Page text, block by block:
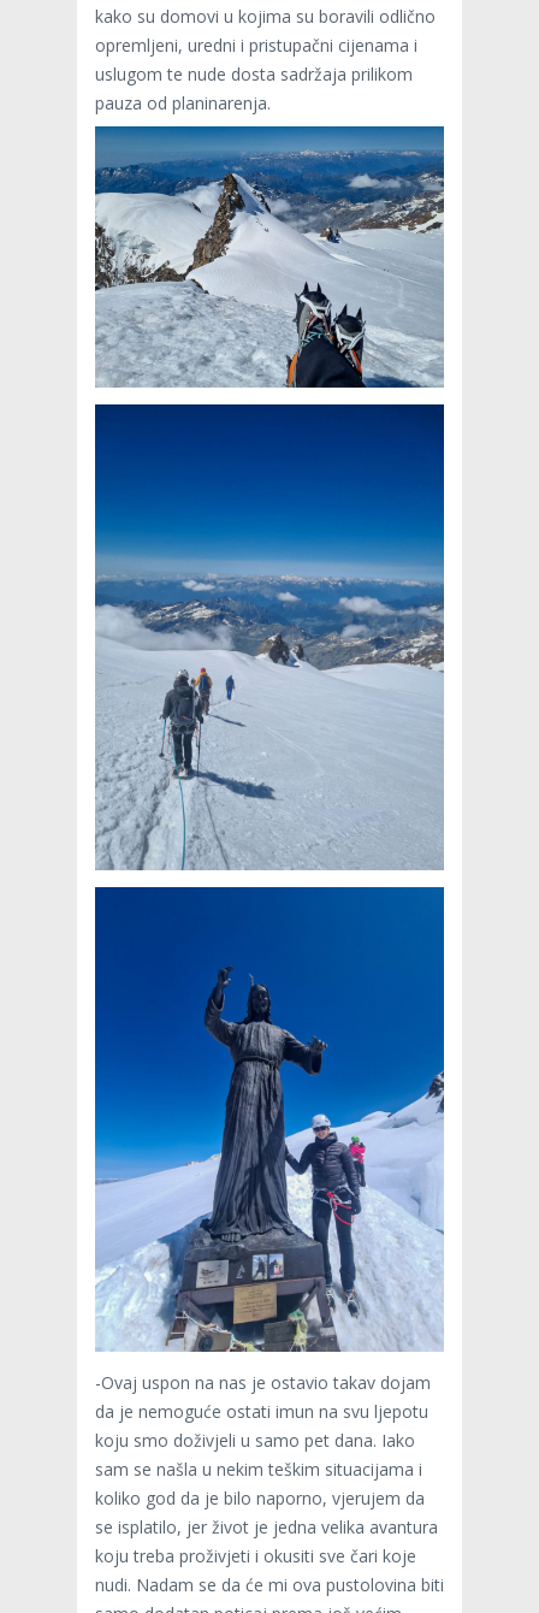
kako su domovi u kojima su boravili odlično
opremljeni, uredni i pristupačni cijenama i
uslugom te nude dosta sadržaja prilikom
pauza od planinarenja.
-Ovaj uspon na nas je ostavio takav dojam
da je nemoguće ostati imun na svu ljepotu
koju smo doživjeli u samo pet dana. Iako
sam se našla u nekim teškim situacijama i
koliko god da je bilo naporno, vjerujem da
se isplatilo, jer život je jedna velika avantura
koju treba proživjeti i okusiti sve čari koje
nudi. Nadam se da će mi ova pustolovina biti